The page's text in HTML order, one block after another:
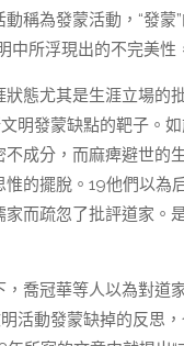
稱為發蒙活動，“發
中所浮現出的不完美
態尤其是生涯立場的
明發蒙缺點的靶子。
成分，而麻痺避世的
的擺脫。19他們以
而疏忽了批評道家。
喬冠華等人以為對道
明活動發蒙缺掉的反思